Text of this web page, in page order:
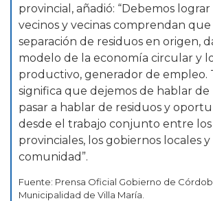
provincial, añadió: “Debemos
vecinos y vecinas comprendan
separación de residuos en origen,
modelo de la economía circular y
productivo, generador de empleo.
significa que dejemos de hablar de
pasar a hablar de residuos y
desde el trabajo conjunto entre
provinciales, los gobiernos locales y
comunidad”.
Fuente: Prensa Oficial Gobierno de
Municipalidad de Villa María.